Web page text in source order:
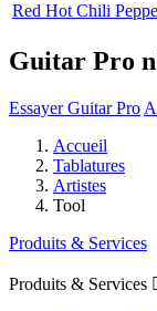
Red Hot Chili
Guitar Pro
Essayer Guitar Pro
Accueil
Tablatures
Artistes
Tool
Produits & Services
Produits & Services